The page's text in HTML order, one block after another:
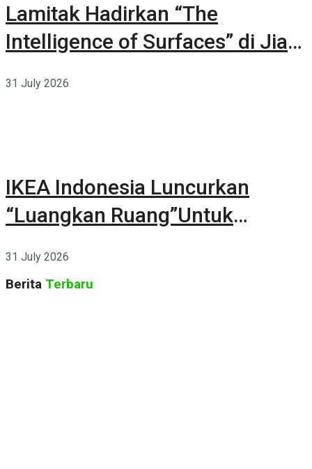
Lamitak Hadirkan “The
Intelligence of Surfaces” di Jia
31 July 2026
IKEA Indonesia Luncurkan
“Luangkan Ruang”Untuk
31 July 2026
Berita Terbaru